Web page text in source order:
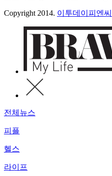
Copyright 2014. 이투데이피엔씨
전체뉴스
피플
헬스
라이프